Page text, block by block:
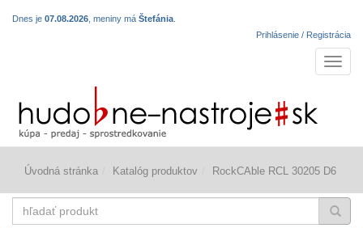
Dnes je 07.08.2026 , meniny má Štefánia
Prihlásenie / Registrácia
Úvodná stránka Katalóg produktov RockCAble RCL 30205 D6
produkt